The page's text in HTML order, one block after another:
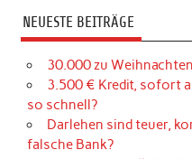
NEUESTE BEITRÄGE
30.000 zu
3.500 € Kredit, sofort
so schnell?
Darlehen sind teuer,
falsche Bank?